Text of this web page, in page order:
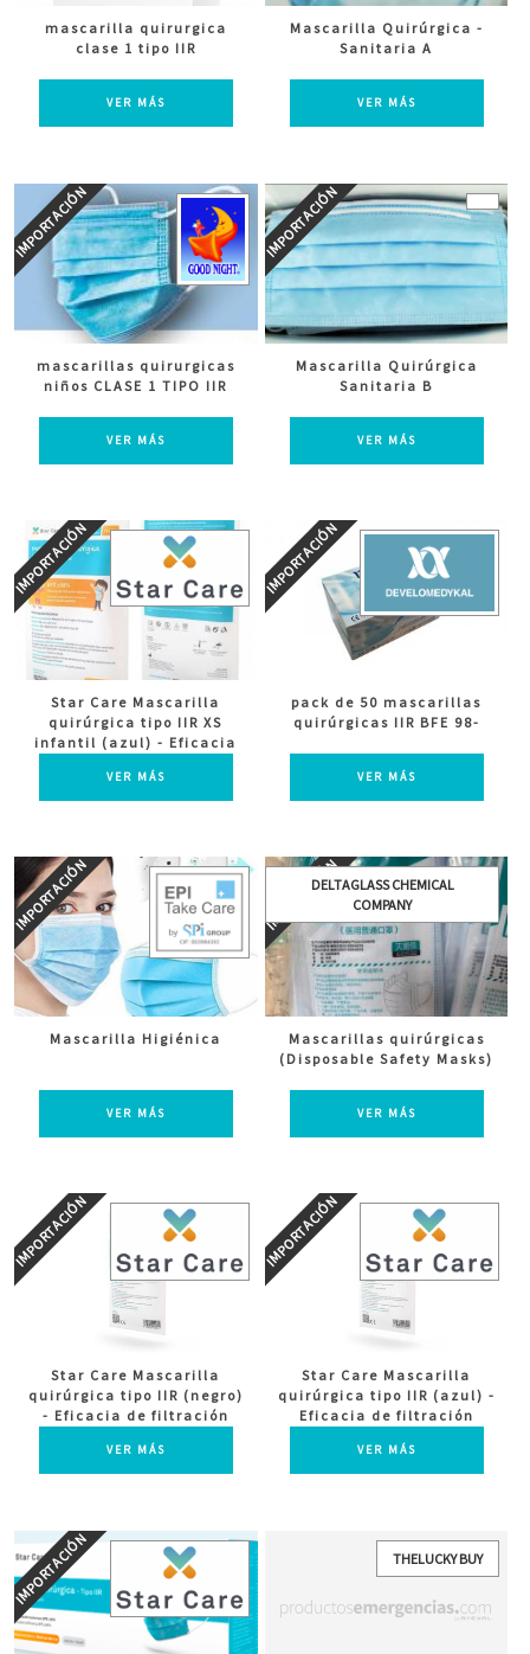
mascarilla quirurgica
clase 1 tipo IIR
VER MÁS
Mascarilla Quirúrgica -
Sanitaria A
VER MÁS
mascarillas quirurgicas
niños CLASE 1 TIPO IIR
VER MÁS
Mascarilla Quirúrgica
Sanitaria B
VER MÁS
Star Care Mascarilla
quirúrgica tipo IIR XS
infantil (azul) - Eficacia
≥ 98% Antisalpicaduras
VER MÁS
pack de 50 mascarillas
quirúrgicas IIR BFE 98-
VER MÁS
Mascarilla Higiénica
VER MÁS
DELTAGLASS CHEMICAL
COMPANY
Mascarillas quirúrgicas
(Disposable Safety Masks)
VER MÁS
Star Care Mascarilla
quirúrgica tipo IIR (negro)
- Eficacia de filtración
Antisalpicaduras
VER MÁS
Star Care Mascarilla
quirúrgica tipo IIR (azul) -
Eficacia de filtración
Antisalpicaduras
VER MÁS
THELUCKY BUY